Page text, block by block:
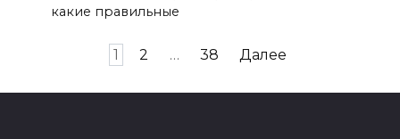
какие правильные
записям
1 2 … 38 Далее